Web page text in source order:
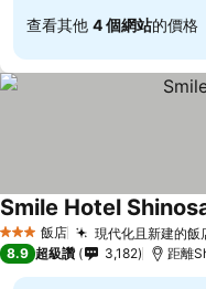
查看其他 4 個網站的價格
3 星級 飯店 現代化且新建的飯
Smile Hotel
8.9 超級讚 3,182 距離